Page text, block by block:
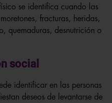
se identifica cuando las
fracturas, heridas,
quemaduras, desnutrición o
social
identificar en las personas
deseos de levantarse de